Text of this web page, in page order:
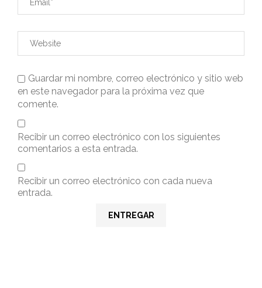
Guardar mi nombre, correo electrónico y sitio web
en este navegador para la próxima vez que
comente.
Recibir un correo electrónico con los siguientes
comentarios a esta entrada.
Recibir un correo electrónico con cada nueva
entrada.